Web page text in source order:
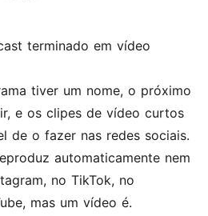
terminado em vídeo
tiver um nome, o próximo
e os clipes de vídeo curtos
de o fazer nas redes sociais.
automaticamente nem
no TikTok, no
mas um vídeo é.